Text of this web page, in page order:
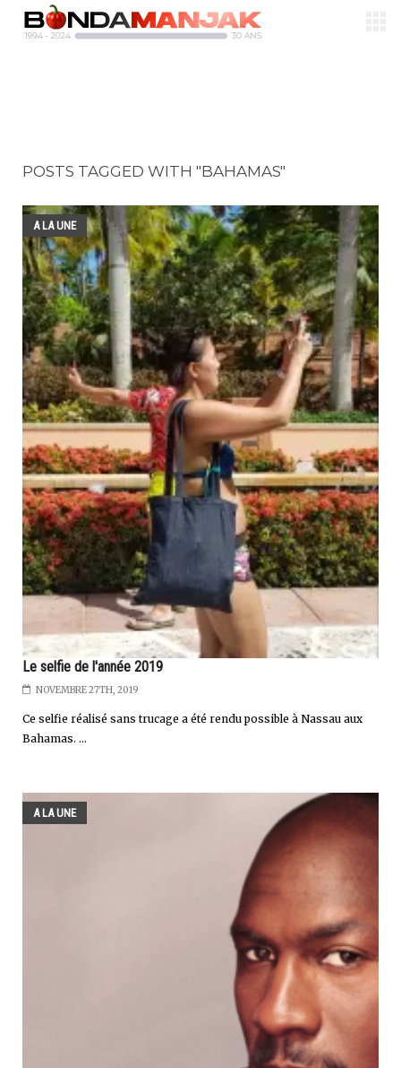
POSTS TAGGED WITH "BAHAMAS"
A LA UNE
Le selfie de l'année 2019
NOVEMBRE 27TH, 2019
Ce selfie réalisé sans trucage a été rendu possible à Nassau aux
Bahamas. ...
A LA UNE